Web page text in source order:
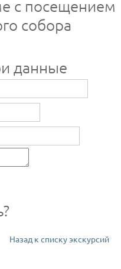
с посещением
собора
данные
Назад к списку экскурсий